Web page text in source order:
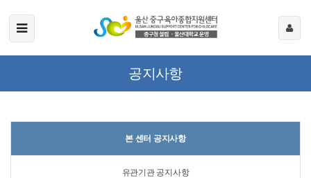
공지사항
본 센터 공지사항
유관기관 공지사항